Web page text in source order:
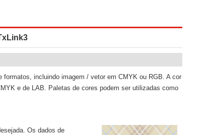
incluindo imagem / vetor em CMYK ou RGB. A cor
e de LAB. Paletas de cores podem ser utilizadas como
Os dados de